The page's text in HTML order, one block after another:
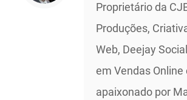
Proprietário da
Produções,
Web, Deejay
em Vendas Online
apaixonado por